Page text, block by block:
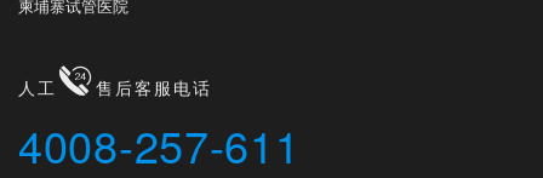
柬埔寨试管医院
人工 售后客服电话
4008-257-611